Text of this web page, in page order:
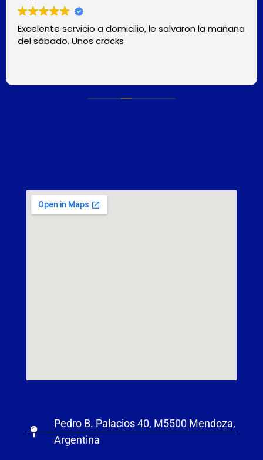
Excelente servicio a domicilio, le salvaron la mañana
del sábado. Unos cracks
Pedro B. Palacios 40, M5500 Mendoza,
Argentina